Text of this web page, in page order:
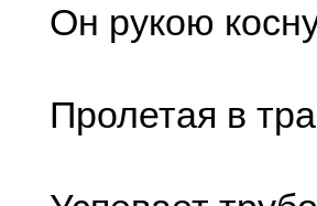
Он рукою
Пролетая в